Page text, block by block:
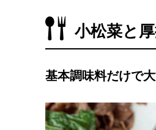
小松菜と
基本調味料だけで